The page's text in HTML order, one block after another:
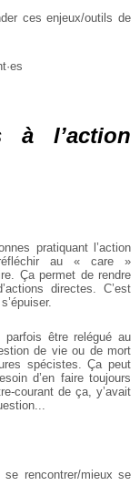
ces enjeux/outils de
à l’action
pratiquant l’action
au « care »
Ça permet de rendre
directes. C’est
être relégué au
de vie ou de mort
spécistes. Ça peut
d’en faire toujours
courant de ça, y’avait
rencontrer/mieux se